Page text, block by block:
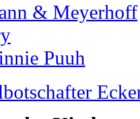
& Meyerhoff
Puuh